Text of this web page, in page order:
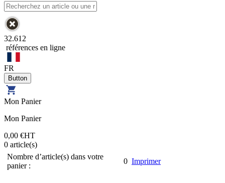
32.612
références en ligne
FR
Mon Panier
Mon Panier
0,00 €HT
0 article(s)
Nombre d’article(s) dans votre
panier :
0 Imprimer